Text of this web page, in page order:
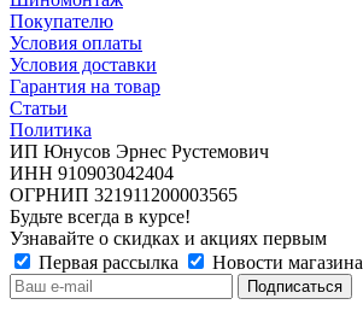
Покупателю
Условия оплаты
Условия доставки
Гарантия на товар
Статьи
Политика
ИП Юнусов Эрнес Рустемович
ИНН 910903042404
ОГРНИП 321911200003565
Будьте всегда в курсе!
Узнавайте о скидках и акциях первым
Первая рассылка
Новости магазина